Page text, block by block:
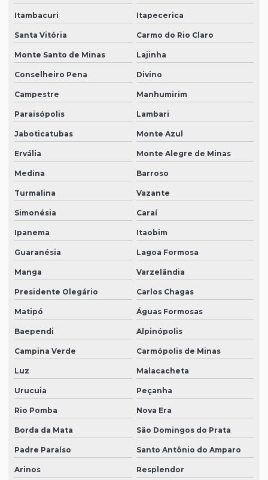
Itambacuri Itapecerica
Santa Vitória Carmo do Rio Claro
Monte Santo de Minas Lajinha
Conselheiro Pena Divino
Campestre Manhumirim
Paraisópolis Lambari
Jaboticatubas Monte Azul
Ervália Monte Alegre de Minas
Medina Barroso
Turmalina Vazante
Simonésia Caraí
Ipanema Itaobim
Guaranésia Lagoa Formosa
Manga Varzelândia
Presidente Olegário Carlos Chagas
Matipó Águas Formosas
Baependi Alpinópolis
Campina Verde Carmópolis de Minas
Luz Malacacheta
Urucuia Peçanha
Rio Pomba Nova Era
Borda da Mata São Domingos do Prata
Padre Paraíso Santo Antônio do Amparo
Arinos Resplendor